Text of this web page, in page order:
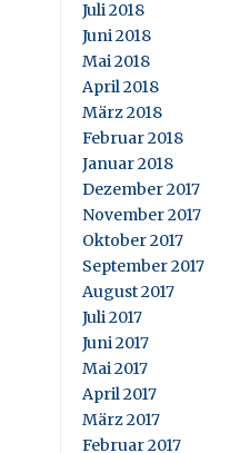
Juli 2018
Juni 2018
Mai 2018
April 2018
März 2018
Februar 2018
Januar 2018
Dezember 2017
November 2017
Oktober 2017
September 2017
August 2017
Juli 2017
Juni 2017
Mai 2017
April 2017
März 2017
Februar 2017